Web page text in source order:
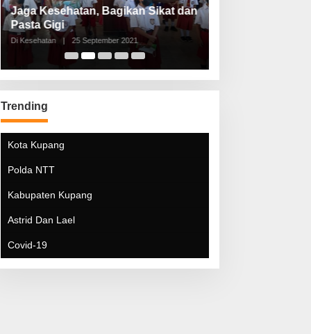
Jaga Kesehatan, Bagikan Sikat dan
Pasta Gigi
Di Kesehatan | 25 September 2021
Trending
Kota Kupang
Polda NTT
Kabupaten Kupang
Astrid Dan Lael
Covid-19